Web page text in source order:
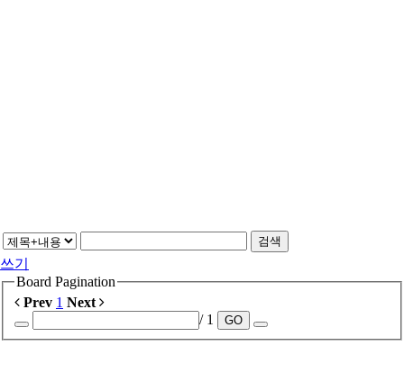
검색
쓰기
Board Pagination
Prev 1 Next
/ 1
GO